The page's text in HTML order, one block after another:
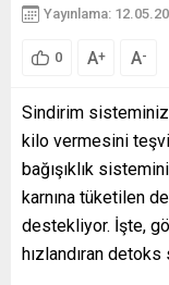
Yayınlama:
0 A+ A-
Sindirim
kilo vermesini
bağışıklık
karnına tüketilen
destekliyor. İşte,
hızlandıran detoks